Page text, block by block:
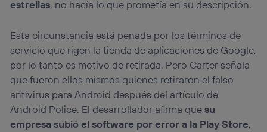
estrellas, no hacía lo que prometía en su descripción.
Esta circunstancia está penada por los términos de
servicio que rigen la tienda de aplicaciones de Google,
por lo tanto es motivo de retirada. Pero Carter señala
que fueron ellos mismos quienes retiraron el falso
antivirus para Android después del artículo de
Android Police. El desarrollador afirma quesu
empresa subió el software por error a la Play Store,